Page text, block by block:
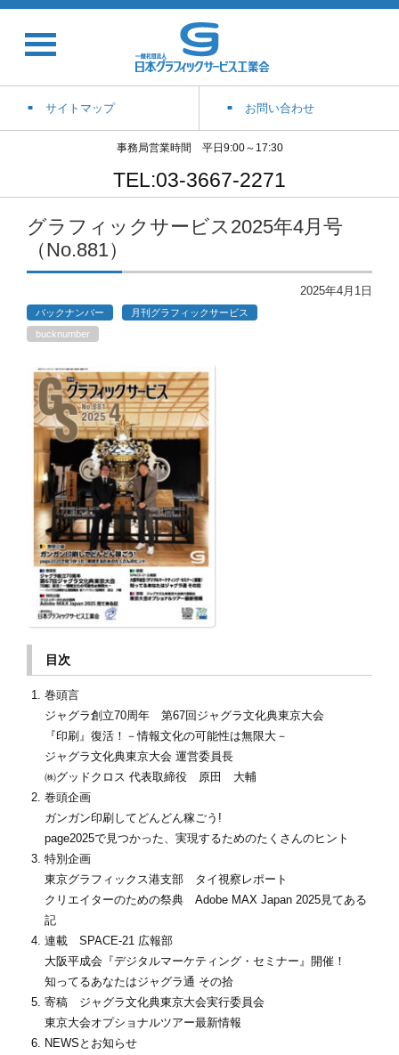
サイトマップ お問い合わせ
事務局営業時間 平日9:00～17:30
TEL:03-3667-2271
グラフィックサービス2025年4月号
（No.881）
2025年4月1日
バックナンバー
月刊グラフィックサービス
bucknumber
目次
巻頭言
ジャグラ創立70周年 第67回ジャグラ文化典東京大会
『印刷』復活！－情報文化の可能性は無限大－
ジャグラ文化典東京大会 運営委員長
㈱グッドクロス 代表取締役 原田 大輔
巻頭企画
ガンガン印刷してどんどん稼ごう!
page2025で見つかった、実現するためのたくさんのヒント
特別企画
東京グラフィックス港支部 タイ視察レポート
クリエイターのための祭典 Adobe MAX Japan 2025見てある
記
連載 SPACE-21 広報部
大阪平成会『デジタルマーケティング・セミナー』開催！
知ってるあなたはジャグラ通 その拾
寄稿 ジャグラ文化典東京大会実行委員会
東京大会オプショナルツアー最新情報
NEWSとお知らせ